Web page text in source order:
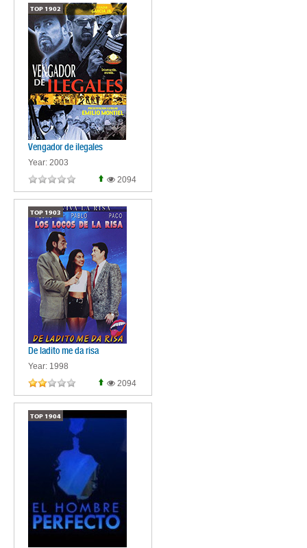
TOP 1902
Vengador de ilegales
Year: 2003
2094
TOP 1903
De ladito me da risa
Year: 1998
2094
TOP 1904